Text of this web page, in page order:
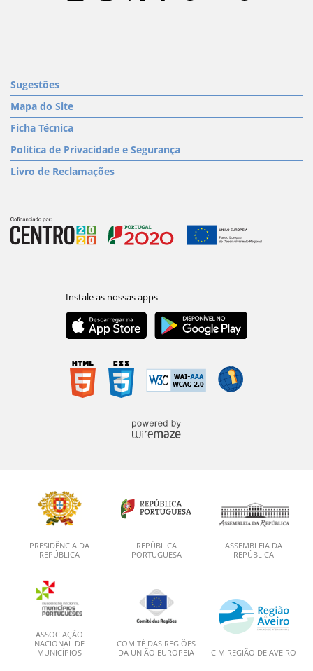
Sugestões
Mapa do Site
Ficha Técnica
Política de Privacidade e Segurança
Livro de Reclamações
PRESIDÊNCIA DA
REPÚBLICA
REPÚBLICA
PORTUGUESA
ASSEMBLEIA DA
REPÚBLICA
ASSOCIAÇÃO
NACIONAL DE
MUNICÍPIOS
COMITÉ DAS REGIÕES
DA UNIÃO EUROPEIA
CIM REGIÃO DE AVEIRO